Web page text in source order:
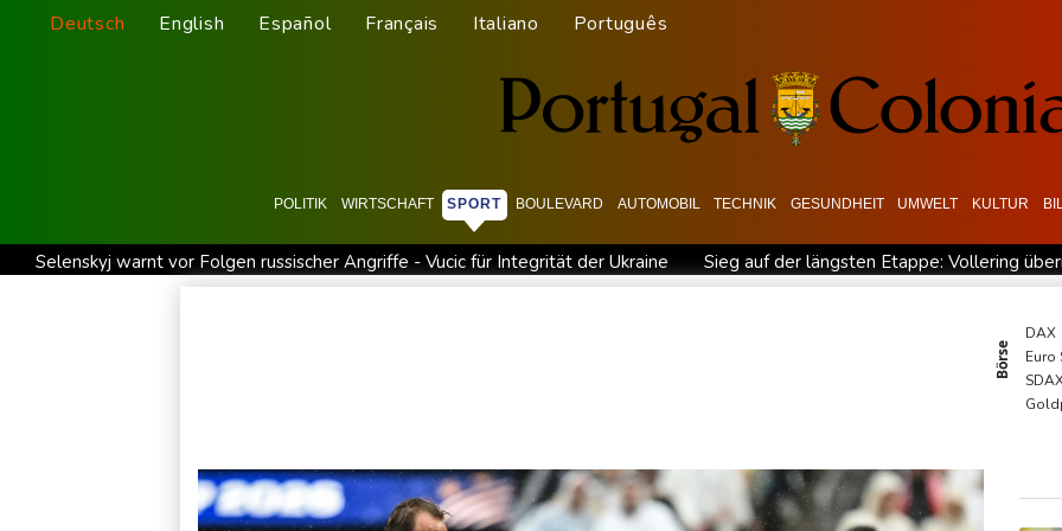
Deutsch English Español Français Italiano Português
POLITIK WIRTSCHAFT SPORT BOULEVARD AUTOMOBIL TECHNIK GESUNDHEIT UMWELT KULTUR
Selenskyj warnt vor Folgen russischer Angriffe - Vucic für Integrität der Ukraine
Sieg auf der längsten Etappe: Vollering
Selenskyj warnt in Belgrad vor Folgen
Ungarns Regierungspartei nominiert Ex-
Selenskyj: Ukraine hat praktisch keine intakten Wärmekraftwerke mehr
Börse
DAX
Euro